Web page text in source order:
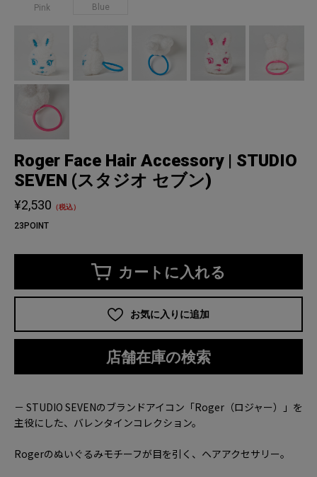
Pink Blue
Roger Face Hair Accessory | STUDIO
SEVEN (スタジオ セブン)
¥2,530 （税込）
23POINT
カートに入れる
お気に入りに追加
店舗在庫の検索
－ STUDIO SEVENのブランドアイコン「Roger（ロジャー）」を
主役にした、バレンタインコレクション。
Rogerのぬいぐるみモチーフが目を引く、ヘアアクセサリー。